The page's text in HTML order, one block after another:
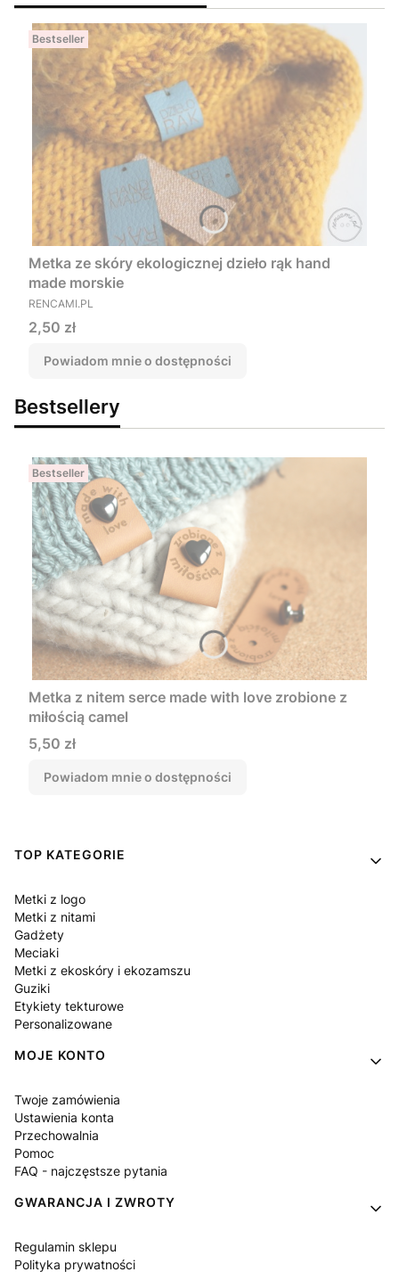
Bestseller
Metka ze skóry ekologicznej dzieło rąk hand
made morskie
PRODUCENT
RENCAMI.PL
Cena
2,50 zł
Powiadom mnie o dostępności
Bestsellery
Bestseller
Metka z nitem serce made with love zrobione z
miłością camel
Cena
5,50 zł
Powiadom mnie o dostępności
Linki w stopce
TOP KATEGORIE
Metki z logo
Metki z nitami
Gadżety
Meciaki
Metki z ekoskóry i ekozamszu
Guziki
Etykiety tekturowe
Personalizowane
MOJE KONTO
Twoje zamówienia
Ustawienia konta
Przechowalnia
Pomoc
FAQ - najczęstsze pytania
GWARANCJA I ZWROTY
Regulamin sklepu
Polityka prywatności